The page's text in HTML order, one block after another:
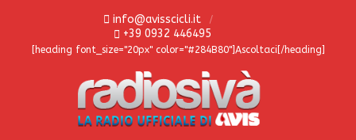
info@avisscicli.it
+39 0932 446495
[heading font_size="20px" color="#284B80"]Ascoltaci[/heading]